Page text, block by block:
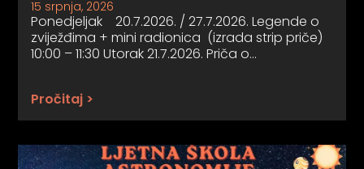
15 srpnja, 2026
Ponedjeljak 20.7.2026. / 27.7.2026. Legende o
zviježđima + mini radionica (izrada strip priče)
10:00 – 11:30 Utorak 21.7.2026. Priča o…
Pročitaj >